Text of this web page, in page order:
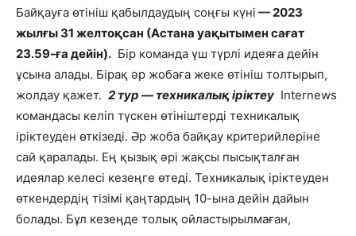
Байқауға өтініш қабылдаудың соңғы күні — 2023
жылғы 31 желтоқсан (Астана уақытымен сағат
23.59-ға дейін). Бір команда үш түрлі идеяға дейін
ұсына алады. Бірақ әр жобаға жеке өтініш толтырып,
жолдау қажет. 2 тур — техникалық іріктеу Internews
командасы келіп түскен өтініштерді техникалық
іріктеуден өткізеді. Әр жоба байқау критерийлеріне
сай қаралады. Ең қызық әрі жақсы пысықталған
идеялар келесі кезеңге өтеді. Техникалық іріктеуден
өткендердің тізімі қаңтардың 10-ына дейін дайын
болады. Бұл кезеңде толық ойластырылмаған,